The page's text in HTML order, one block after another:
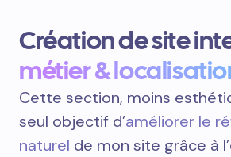
Création de site
métier &
Cette section, moins
seul objectif d’améliorer le
naturel de mon site grâce à